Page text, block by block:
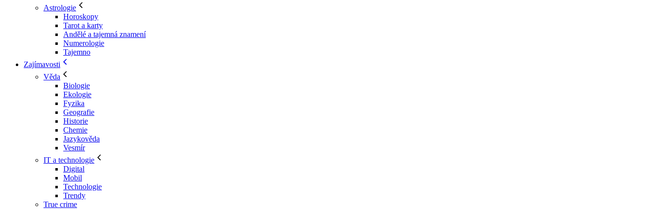
Astrologie
Horoskopy
Tarot a karty
Andělé a tajemná znamení
Numerologie
Tajemno
Zajímavosti
Věda
Biologie
Ekologie
Fyzika
Geografie
Historie
Chemie
Jazykověda
Vesmír
IT a technologie
Digital
Mobil
Technologie
Trendy
True crime